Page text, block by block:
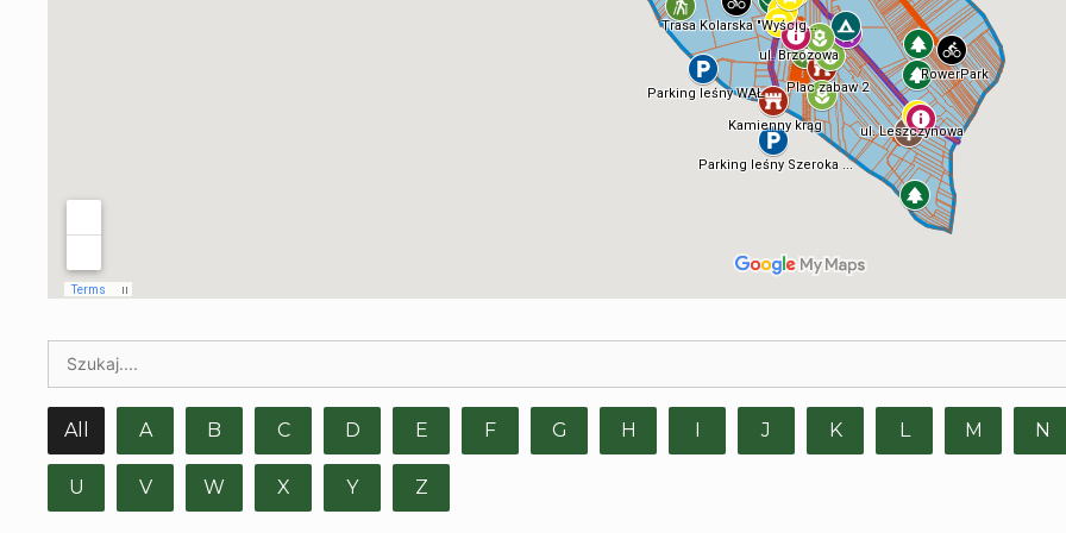
All A B C D E F G H I J K L M N
U V W X Y Z